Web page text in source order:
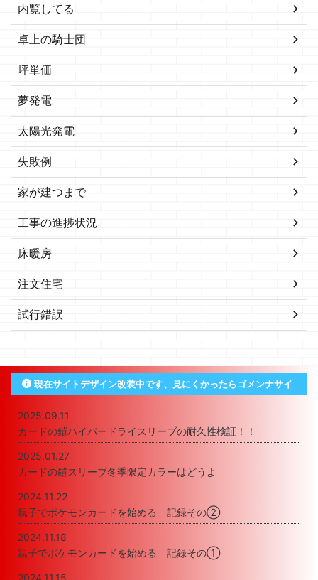
内覧してる
卓上の騎士団
坪単価
夢発電
太陽光発電
失敗例
家が建つまで
工事の進捗状況
床暖房
注文住宅
試行錯誤
現在サイトデザイン改装中です、見にくかったらゴメンナサイ
2025.09.11
カードの鎧ハイパードライスリーブの耐久性検証！！
2025.01.27
カードの鎧スリーブ冬季限定カラーはどうよ
2024.11.22
親子でポケモンカードを始める 記録その②
2024.11.18
親子でポケモンカードを始める 記録その①
2024.11.15